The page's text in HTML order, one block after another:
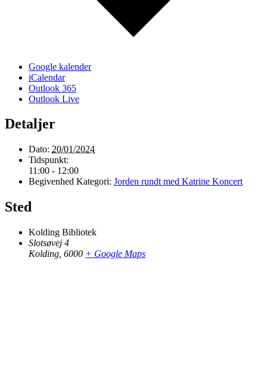
Google kalender
iCalendar
Outlook 365
Outlook Live
Detaljer
Dato: 20/01/2024
Tidspunkt:
11:00 - 12:00
Begivenhed Kategori: Jorden rundt med Katrine Koncert
Sted
Kolding Bibliotek
Slotsøvej 4
Kolding 6000 + Google Maps